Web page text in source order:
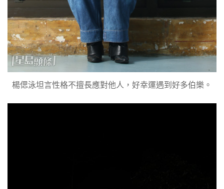
楊偲泳坦言性格不擅長應對他人，好幸運遇到好多伯樂。